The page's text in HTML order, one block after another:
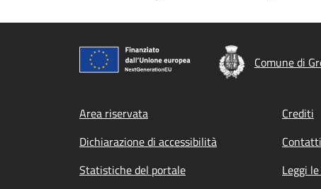
Comune di
Footer menu
Area riservata Crediti
Dichiarazione di accessibilità
Contatti
Statistiche del portale
Leggi le